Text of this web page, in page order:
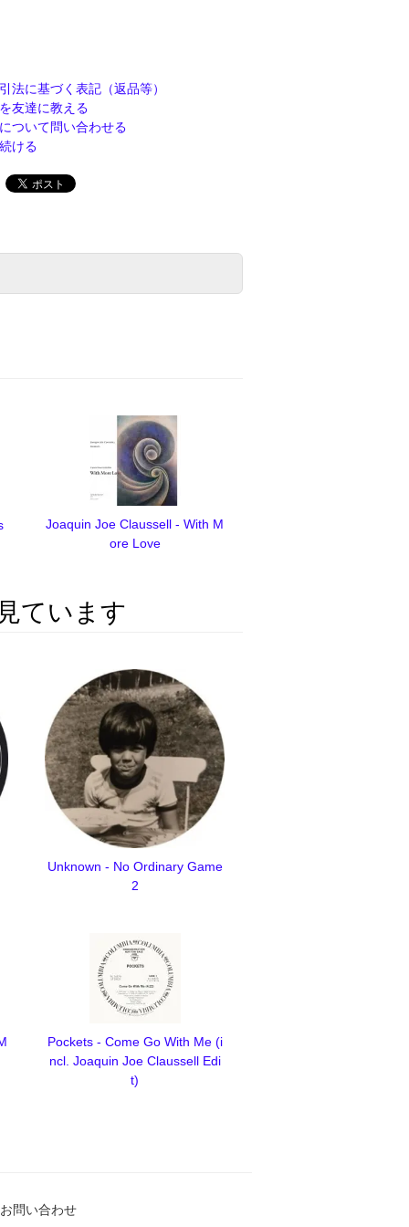
法に基づく表記（返品等）
友達に教える
ついて問い合わせる
ける
Joaquin Joe Claussell - With M
ore Love
ています
Unknown - No Ordinary Game
2
Pockets - Come Go With Me (i
ncl. Joaquin Joe Claussell Edi
t)
お問い合わせ